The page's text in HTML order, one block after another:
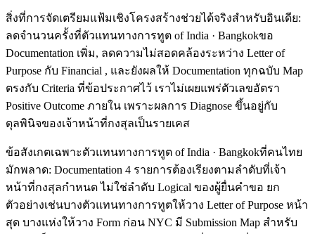
สิ่งที่การจัดเตรียมแฟ้มเชิงโครงสร้างช่วยได้จริงสำหรับอินเดีย:
ลดจำนวนครั้งที่ตัวแทนทางการทูต of India · Bangkokขอ
Documentation เพิ่ม, ลดความไม่สอดคล้องระหว่าง Letter of
Purpose กับ Financial , และยังผลให้ Documentation ทุกฉบับ Map
ตรงกับ Criteria ที่ข้อประกาศไว้ เราไม่เผยแพร่ตัวเลขอัตรา
Positive Outcome ภายใน เพราะผลการ Diagnose ขึ้นอยู่กับ
ดุลพินิจของเจ้าหน้าที่กงสุลเป็นรายเคส
ข้อสังเกตเฉพาะตัวแทนทางการทูต of India · Bangkokที่คนไทย
มักพลาด: Documentation 4 รายการต้องเรียงตามลำดับที่เจ้า
หน้าที่กงสุลกำหนด ไม่ใช่ลำดับ Logical ของผู้ยื่นคำขอ ยก
ตัวอย่างเช่นบางตัวแทนทางการทูตให้วาง Letter of Purpose หน้า
สุด บางแห่งให้วาง Form ก่อน NYC มี Submission Map สำหรับ